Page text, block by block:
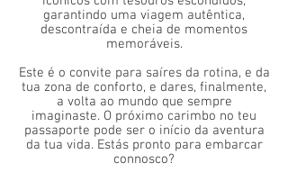
garantindo uma viagem autêntica,
descontraída e cheia de momentos
memoráveis.
Este é o convite para saíres da rotina, e da
tua zona de conforto, e dares, finalmente,
a volta ao mundo que sempre
imaginaste. O próximo carimbo no teu
passaporte pode ser o início da aventura
da tua vida. Estás pronto para embarcar
connosco?